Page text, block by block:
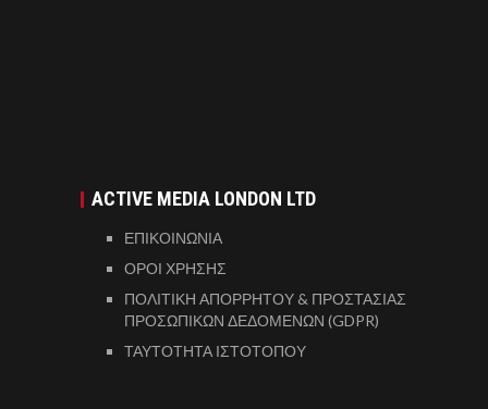
ACTIVE MEDIA LONDON LTD
ΕΠΙΚΟΙΝΩΝΙΑ
ΟΡΟΙ ΧΡΗΣΗΣ
ΠΟΛΙΤΙΚΗ ΑΠΟΡΡΗΤΟΥ & ΠΡΟΣΤΑΣΙΑΣ
ΠΡΟΣΩΠΙΚΩΝ ΔΕΔΟΜΕΝΩΝ (GDPR)
ΤΑΥΤΟΤΗΤΑ ΙΣΤΟΤΟΠΟΥ